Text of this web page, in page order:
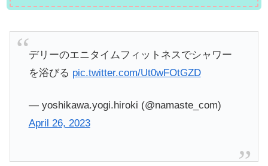
デリーのエニタイムフィットネスでシャワー
を浴びる pic.twitter.com/Ut0wFOtGZD
— yoshikawa.yogi.hiroki (@namaste_com)
April 26, 2023